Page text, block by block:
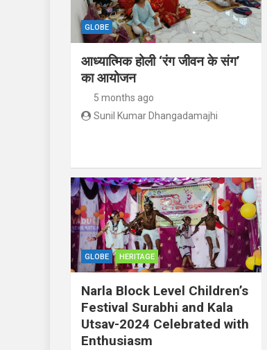
GLOBE
आध्यात्मिक होली ‘रंग जीवन के संग’
का आयोजन
5 months ago
Sunil Kumar Dhangadamajhi
GLOBE HERITAGE
Narla Block Level Children’s
Festival Surabhi and Kala
Utsav-2024 Celebrated with
Enthusiasm